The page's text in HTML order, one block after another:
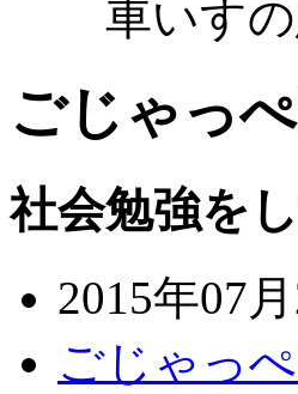
車いす
ごじゃっ
社会勉強を
2015年07
ごじゃっ